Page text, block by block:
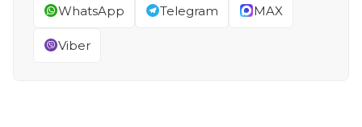
WhatsApp Telegram MAX
Viber